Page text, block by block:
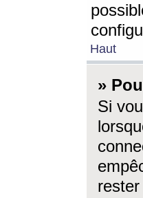
Haut
»
Si